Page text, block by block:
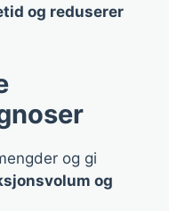
og reduserer
og gi
og